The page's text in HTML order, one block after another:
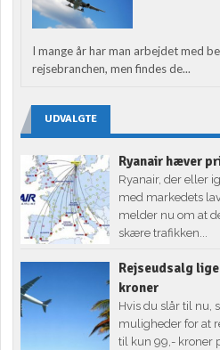
I mange år har man arbejdet med
rejsebranchen, men findes de...
UDVALGTE
Ryanair hæver
Ryanair, der eller
med markedets
melder nu om at
skære trafikken...
Rejseudsalg
kroner
Hvis du slår til nu,
muligheder for at
til kun 99,- kroner